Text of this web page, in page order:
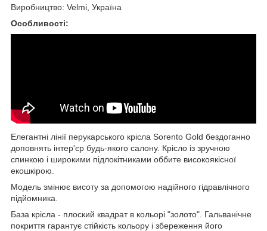
Виробництво: Velmi, Україна
Особливості:
Елегантні лінії перукарського крісла Sorento Gold бездоганно
доповнять інтер'єр будь-якого салону. Крісло із зручною
спинкою і широкими підлокітниками оббите високоякісної
екошкірою.
Модель змінює висоту за допомогою надійного гідравлічного
підйомника.
База крісла - плоский квадрат в кольорі "золото". Гальванічне
покриття гарантує стійкість кольору і збереження його